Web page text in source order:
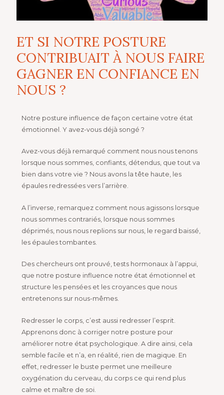
ET SI NOTRE POSTURE
CONTRIBUAIT À NOUS FAIRE
GAGNER EN CONFIANCE EN
NOUS ?
Notre posture influence de façon certaine votre état
émotionnel. Y avez-vous déjà songé ?
Avez-vous déjà remarqué comment nous nous tenons
lorsque nous sommes, confiants, détendus, que tout va
bien dans votre vie ? Nous avons la tête haute, les
épaules redressées vers l’arrière.
A l’inverse, remarquez comment nous agissons lorsque
nous sommes contrariés, lorsque nous sommes
déprimés, nous nous replions sur nous, le regard baissé,
les épaules tombantes.
Des chercheurs ont prouvé, tests hormonaux à l’appui,
que notre posture influence notre état émotionnel et
structure les pensées et les croyances que nous
entretenons sur nous-mêmes.
Redresser le corps, c’est aussi redresser l’esprit.
Apprenons donc à corriger notre posture pour
améliorer notre état psychologique. A dire ainsi, cela
semble facile et n’a, en réalité, rien de magique. En
effet, redresser le buste permet une meilleure
oxygénation du cerveau, du corps ce qui rend plus
calme et maître de soi.